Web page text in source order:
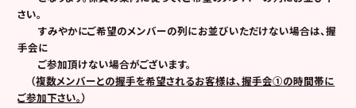
さい。
すみやかにご希望のメンバーの列にお並びいただけない場合は、握
手会に
ご参加頂けない場合がございます。
（複数メンバーとの握手を希望されるお客様は、握手会①の時間帯に
ご参加下さい。）